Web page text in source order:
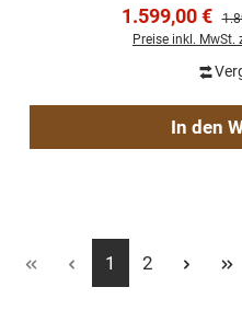
1.599,00 €
Preise inkl. MwSt.
In den
Seite
1 Seite
2